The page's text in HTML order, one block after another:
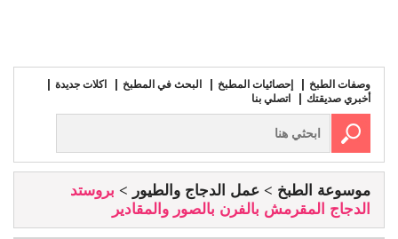
وصفات الطبخ إحصائيات المطبخ البحث في المطبخ
اكلات جديدة
أخبري صديقتك
اتصلي بنا
موسوعة الطبخ عمل الدجاج والطيور
بروستد
الدجاج المقرمش بالفرن بالصور والمقادير